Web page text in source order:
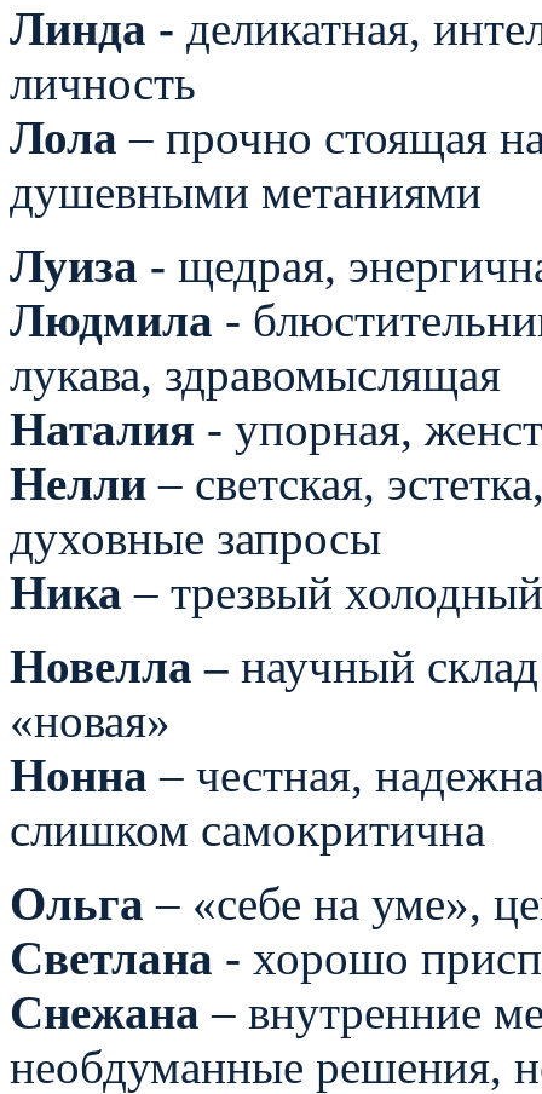
Линда - деликатная,
личность
Лола – прочно стоящая
душевными метаниями
Луиза - щедрая,
Людмила -
лукава, здравомыслящая
Наталия - упорная,
Нелли – светская,
духовные запросы
Ника – трезвый
Новелла – научный
«новая»
Нонна – честная,
слишком самокритична
Ольга – «себе на уме»,
Светлана - хорошо
Снежана – внутренние
необдуманные решения,